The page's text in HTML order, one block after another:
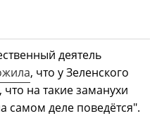
деятель
, что у Зеленского
на такие заманухи
самом деле поведётся".